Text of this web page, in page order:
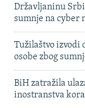
Državljaninu
sumnje na cyber
Tužilaštvo izvodi
osobe zbog
BiH zatražila
inostranstva